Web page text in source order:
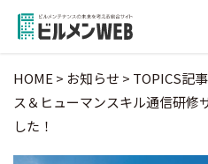
HOME > お知らせ > TOPICS記事
ス＆ヒューマンスキル通信研修
した！